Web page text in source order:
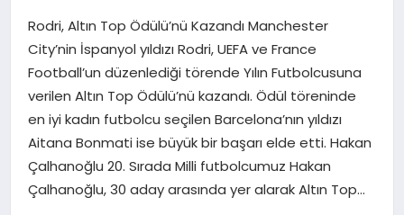
Rodri, Altın Top Ödülü’nü Kazandı Manchester
City’nin İspanyol yıldızı Rodri, UEFA ve France
Football’un düzenlediği törende Yılın Futbolcusuna
verilen Altın Top Ödülü’nü kazandı. Ödül töreninde
en iyi kadın futbolcu seçilen Barcelona’nın yıldızı
Aitana Bonmati ise büyük bir başarı elde etti. Hakan
Çalhanoğlu 20. Sırada Milli futbolcumuz Hakan
Çalhanoğlu, 30 aday arasında yer alarak Altın Top…